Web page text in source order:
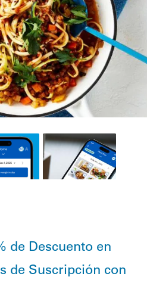
de Descuento en
de Suscripción con